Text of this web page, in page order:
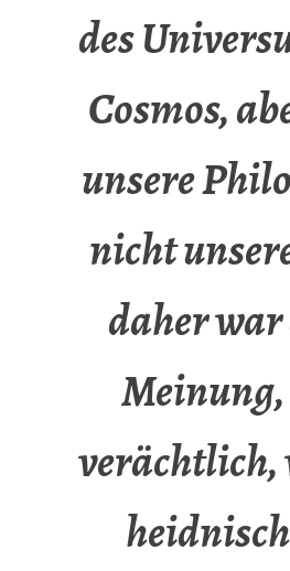
des
Cosmos,
unsere
nicht
daher
verächtlich,